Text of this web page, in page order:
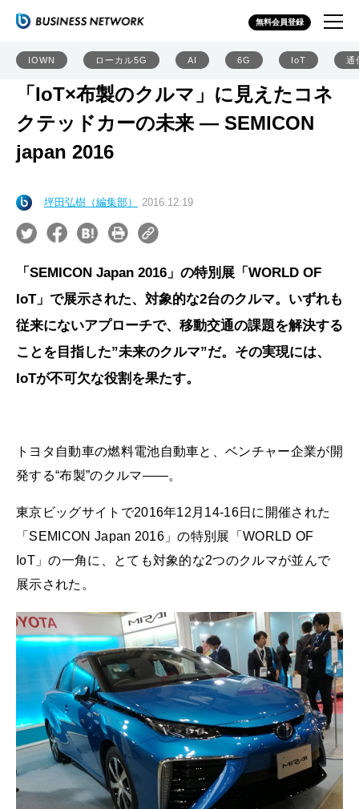
無料会員登録
IOWN ローカル5G AI 6G IoT 通
「IoT×布製のクルマ」に見えたコネ
クテッドカーの未来 ― SEMICON
japan 2016
坪田弘樹（編集部） 2016.12.19
「SEMICON Japan 2016」の特別展「WORLD OF
IoT」で展示された、対象的な2台のクルマ。いずれも
従来にないアプローチで、移動交通の課題を解決する
ことを目指した”未来のクルマ”だ。その実現には、
IoTが不可欠な役割を果たす。
トヨタ自動車の燃料電池自動車と、ベンチャー企業が開
発する“布製”のクルマ――。
東京ビッグサイトで2016年12月14-16日に開催された
「SEMICON Japan 2016」の特別展「WORLD OF
IoT」の一角に、とても対象的な2つのクルマが並んで
展示された。